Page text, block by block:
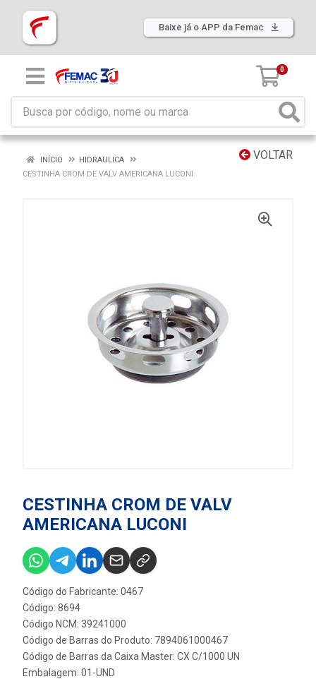
Baixe já o APP da Femac
0
VOLTAR
INÍCIO
HIDRAULICA
CESTINHA CROM DE VALV AMERICANA LUCONI
CESTINHA CROM DE VALV
AMERICANA LUCONI
Código do Fabricante: 0467
Código: 8694
Código NCM: 39241000
Código de Barras do Produto: 7894061000467
Código de Barras da Caixa Master: CX C/1000 UN
Embalagem: 01-UND